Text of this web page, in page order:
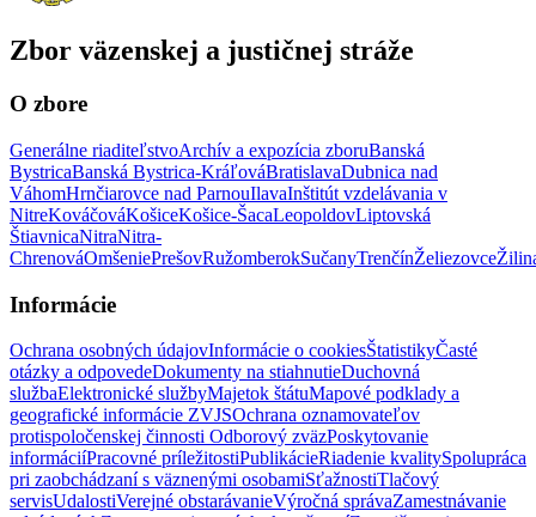
Zbor väzenskej a justičnej stráže
O zbore
Generálne riaditeľstvoArchív a expozícia zboruBanská
BystricaBanská Bystrica-KráľováBratislavaDubnica nad
VáhomHrnčiarovce nad ParnouIlavaInštitút vzdelávania v
NitreKováčováKošiceKošice-ŠacaLeopoldovLiptovská
ŠtiavnicaNitraNitra-
ChrenováOmšeniePrešovRužomberokSučanyTrenčínŽeliezovce
Informácie
Ochrana osobných údajovInformácie o cookiesŠtatistikyČasté
otázky a odpovedeDokumenty na stiahnutieDuchovná
službaElektronické službyMajetok štátuMapové podklady a
geografické informácie ZVJSOchrana oznamovateľov
protispoločenskej činnosti Odborový zväzPoskytovanie
informáciíPracovné príležitostiPublikácieRiadenie kvalitySpolupráca
pri zaobchádzaní s väznenými osobamiSťažnostiTlačový
servisUdalostiVerejné obstarávanieVýročná správaZamestnávanie